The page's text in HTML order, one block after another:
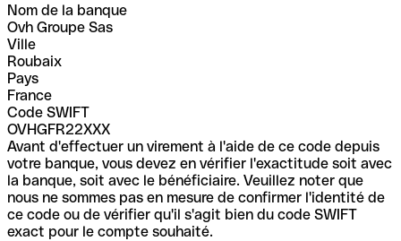
Nom de la banque
Ovh Groupe Sas
Ville
Roubaix
Pays
France
Code SWIFT
OVHGFR22XXX
Avant d'effectuer un virement à l'aide de ce code depuis
votre banque, vous devez en vérifier l'exactitude soit avec
la banque, soit avec le bénéficiaire. Veuillez noter que
nous ne sommes pas en mesure de confirmer l'identité de
ce code ou de vérifier qu'il s'agit bien du code SWIFT
exact pour le compte souhaité.